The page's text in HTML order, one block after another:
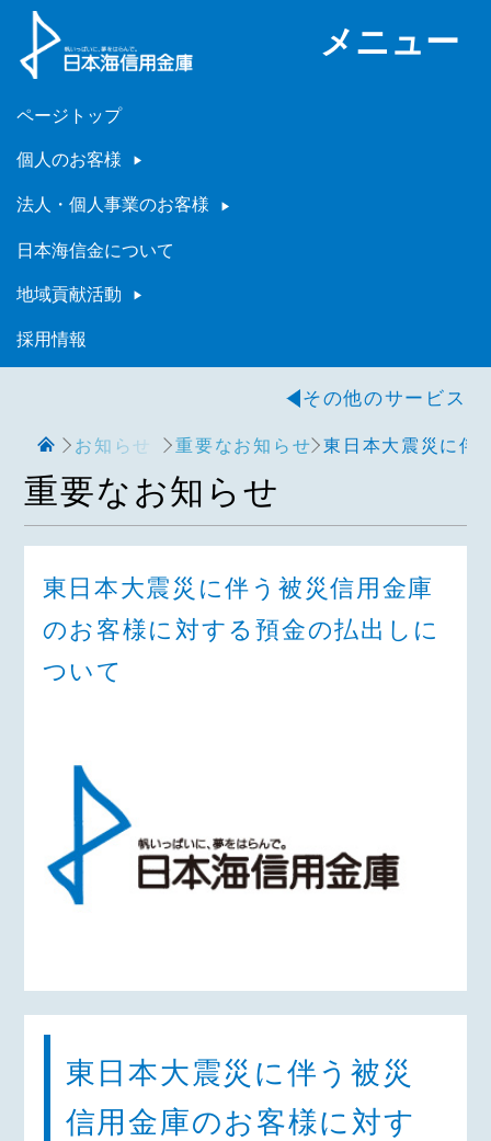
メニュー
ページトップ
個人のお客様
法人・個人事業のお客様
日本海信金について
地域貢献活動
採用情報
その他のサービス
お知らせ 重要なお知らせ 東日本大震災に伴
重要なお知らせ
東日本大震災に伴う被災信用金庫
のお客様に対する預金の払出しに
ついて
東日本大震災に伴う被災
信用金庫のお客様に対す